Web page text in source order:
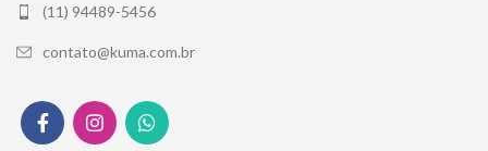
(11) 94489-5456
contato@kuma.com.br